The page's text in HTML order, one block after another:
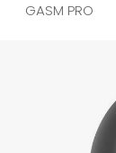
GASM PRO